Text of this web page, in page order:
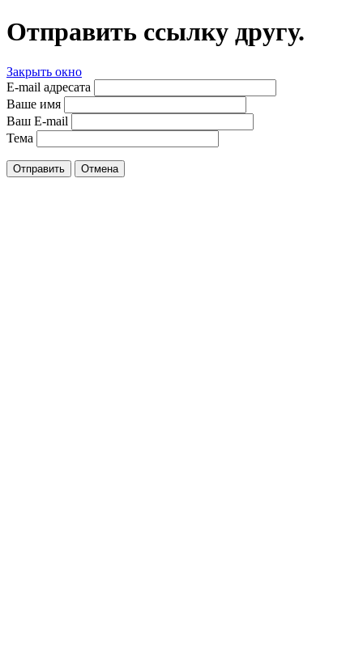
Отправить ссылку другу.
Закрыть окно
E-mail адресата
Ваше имя
Ваш E-mail
Тема
Отправить Отмена